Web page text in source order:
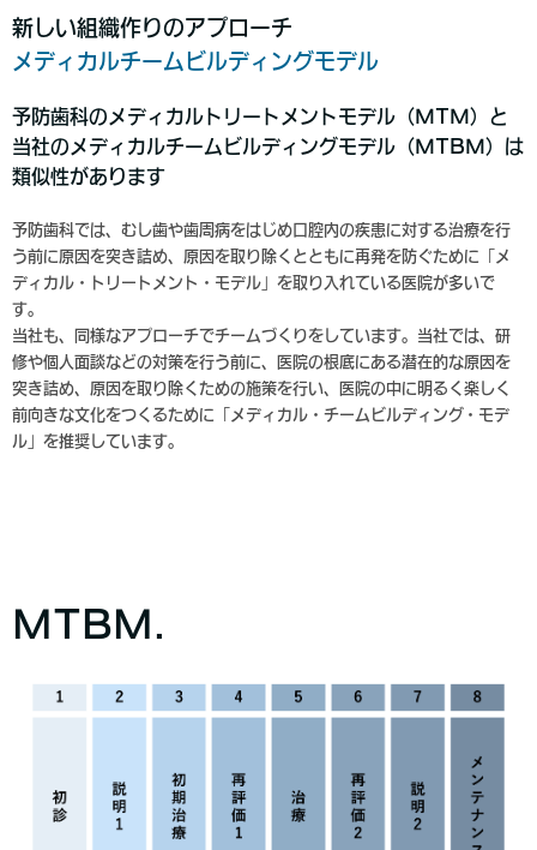
新しい組織作りのアプローチ
メディカルチームビルディングモデル
予防歯科のメディカルトリートメントモデル（MTM）と
当社のメディカルチームビルディングモデル（MTBM）は
類似性があります
予防歯科では、むし歯や歯周病をはじめ口腔内の疾患に対する治療を行
う前に原因を突き詰め、原因を取り除くとともに再発を防ぐために「メ
ディカル・トリートメント・モデル」を取り入れている医院が多いで
す。
当社も、同様なアプローチでチームづくりをしています。当社では、研
修や個人面談などの対策を行う前に、医院の根底にある潜在的な原因を
突き詰め、原因を取り除くための施策を行い、医院の中に明るく楽しく
前向きな文化をつくるために「メディカル・チームビルディング・モデ
ル」を推奨しています。
MTBM.